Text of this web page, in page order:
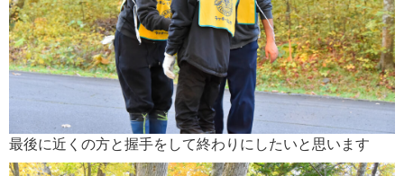
最後に近くの方と握手をして終わりにしたいと思います